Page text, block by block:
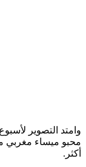
وامتد التصوير
محبو ميساء مغربي
أكثر.